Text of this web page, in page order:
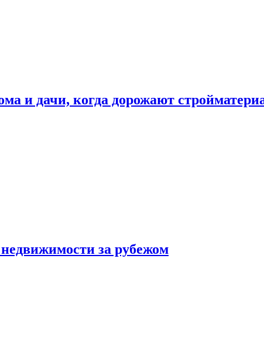
и дачи, когда дорожают
за рубежом